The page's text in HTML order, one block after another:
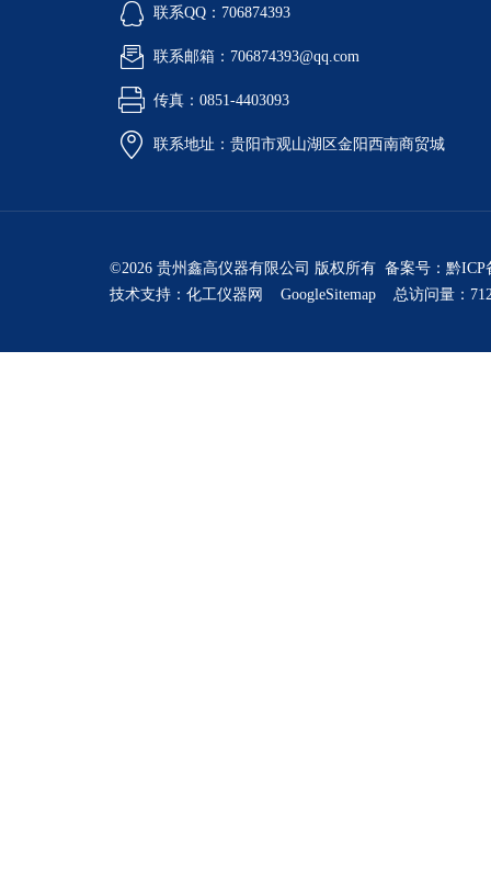
联系QQ：706874393
联系邮箱：706874393@qq.com
传真：0851-4403093
联系地址：贵阳市观山湖区金阳西南商贸城
©2026 贵州鑫高仪器有限公司 版权所有 备案号： 黔ICP
技术支持： 化工仪器网 GoogleSitemap 总访问量：